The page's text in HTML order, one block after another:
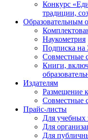
Конкурс
традиции,
Образовательным
Наукометрия
Подписка
Совместные
Книги,
Издателям
Размещение
Совместные
Прайс-листы
Для учебных
Для
Для